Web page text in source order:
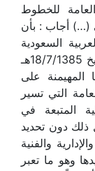
للخطوط
(…) أجاب : بأن
السعودية
الصادر بالمرسوم الملكي رقم (م/24) وتاريخ 18/7/1385هـ
المهيمنة على
التي تسير
المتبعة في
ذلك دون تحديد
والفنية
وهو ما تعبر